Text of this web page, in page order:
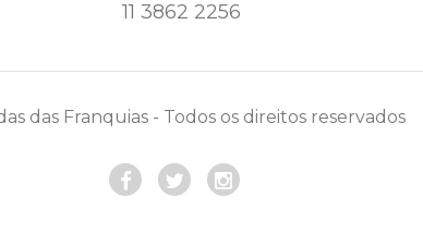
11 3862 2256
das Franquias - Todos os direitos reservados